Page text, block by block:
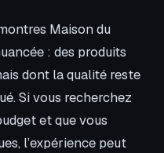
Maison du
: des produits
dont la qualité reste
Si vous recherchez
et que vous
l’expérience peut